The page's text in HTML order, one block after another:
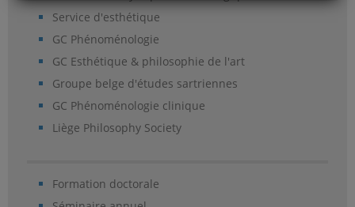
Service d'esthétique
GC Phénoménologie
GC Esthétique & philosophie de l'art
Groupe belge d'études sartriennes
GC Phénoménologie clinique
Liège Philosophy Society
Formation doctorale